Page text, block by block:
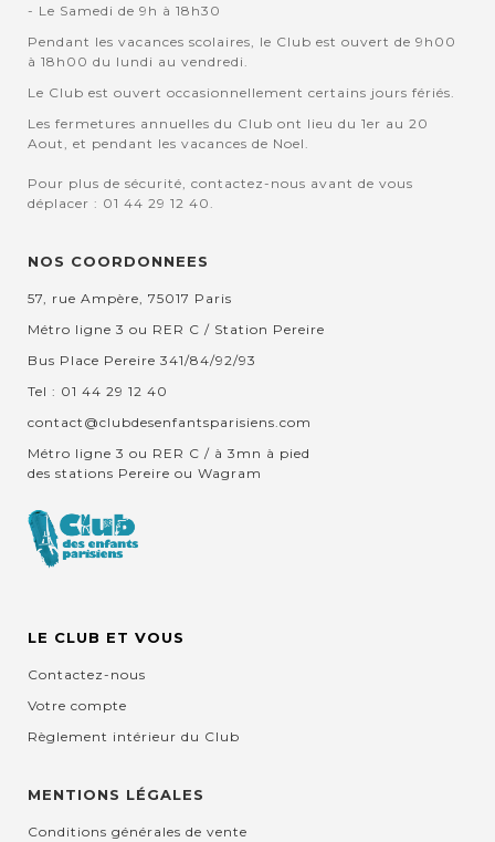
- Le Samedi de 9h à 18h30
Pendant les vacances scolaires, le Club est ouvert de 9h00
à 18h00 du lundi au vendredi.
Le Club est ouvert occasionnellement certains jours fériés.
Les fermetures annuelles du Club ont lieu du 1er au 20
Aout, et pendant les vacances de Noel.
Pour plus de sécurité, contactez-nous avant de vous
déplacer : 01 44 29 12 40.
NOS COORDONNEES
57, rue Ampère, 75017 Paris
Métro ligne 3 ou RER C / Station Pereire
Bus Place Pereire 341/84/92/93
Tel : 01 44 29 12 40
contact@clubdesenfantsparisiens.com
Métro ligne 3 ou RER C / à 3mn à pied
des stations Pereire ou Wagram
LE CLUB ET VOUS
Contactez-nous
Votre compte
Règlement intérieur du Club
MENTIONS LÉGALES
Conditions générales de vente